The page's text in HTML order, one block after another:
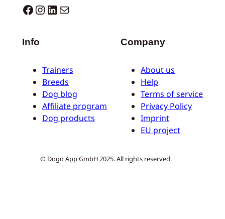
Dogo facebook InstagramLinkedIn E-mail
Info
Trainers
Breeds
Dog blog
Affiliate program
Dog products
Company
About us
Help
Terms of service
Privacy Policy
Imprint
EU project
© Dogo App GmbH 2025. All rights reserved.